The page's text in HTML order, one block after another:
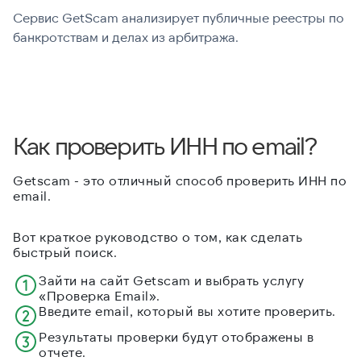
Сервис GetScam анализирует публичные реестры по
банкротствам и делах из арбитража.
Как проверить ИНН по email?
Getscam - это отличный способ проверить ИНН по
email.
Вот краткое руководство о том, как сделать
быстрый поиск.
Зайти на сайт Getscam и выбрать услугу
«Проверка Email».
Введите email, который вы хотите проверить.
Результаты проверки будут отображены в
отчете.